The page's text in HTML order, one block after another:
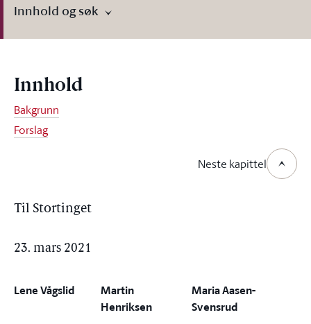
Innhold og søk
Innhold
Bakgrunn
Forslag
Neste kapittel
Til Stortinget
23. mars 2021
Lene Vågslid
Martin
Henriksen
Maria Aasen-
Svensrud